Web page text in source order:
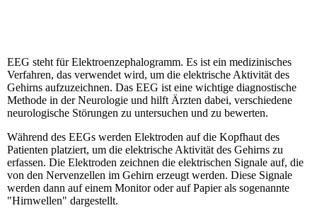
EEG steht für Elektroenzephalogramm. Es ist ein medizinisches
Verfahren, das verwendet wird, um die elektrische Aktivität des
Gehirns aufzuzeichnen. Das EEG ist eine wichtige diagnostische
Methode in der Neurologie und hilft Ärzten dabei, verschiedene
neurologische Störungen zu untersuchen und zu bewerten.
Während des EEGs werden Elektroden auf die Kopfhaut des
Patienten platziert, um die elektrische Aktivität des Gehirns zu
erfassen. Die Elektroden zeichnen die elektrischen Signale auf, die
von den Nervenzellen im Gehirn erzeugt werden. Diese Signale
werden dann auf einem Monitor oder auf Papier als sogenannte
"Hirnwellen" dargestellt.